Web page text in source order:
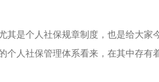
是个人社保规章制度，也是给大家
人社保管理体系看来，在其中存有